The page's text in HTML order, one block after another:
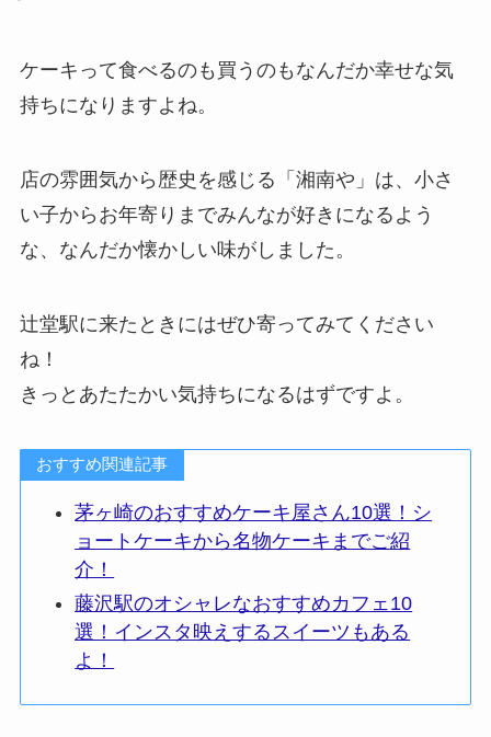
ケーキって食べるのも買うのもなんだか幸せな気
持ちになりますよね。
店の雰囲気から歴史を感じる「湘南や」は、小さ
い子からお年寄りまでみんなが好きになるよう
な、なんだか懐かしい味がしました。
辻堂駅に来たときにはぜひ寄ってみてください
ね！
きっとあたたかい気持ちになるはずですよ。
おすすめ関連記事
茅ヶ崎のおすすめケーキ屋さん10選！シ
ョートケーキから名物ケーキまでご紹
介！
藤沢駅のオシャレなおすすめカフェ10
選！インスタ映えするスイーツもある
よ！